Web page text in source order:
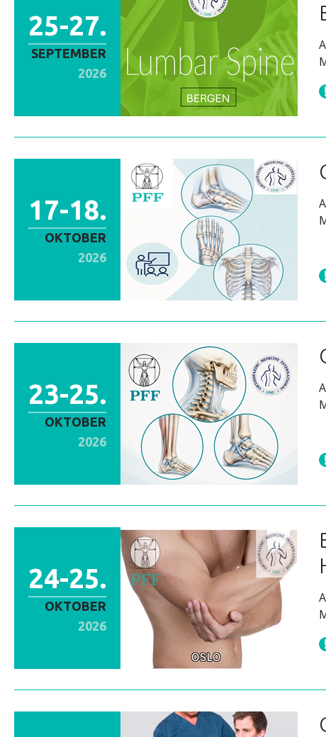
25-27.
SEPTEMBER
2026
17-18.
OKTOBER
2026
23-25.
OKTOBER
2026
24-25.
OKTOBER
2026